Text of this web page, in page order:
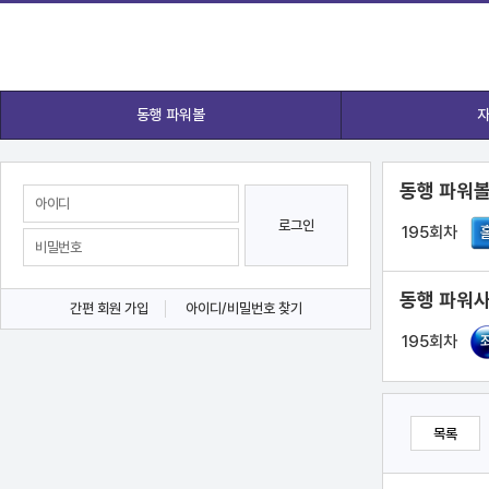
동행 파워볼
로그인
간편 회원 가입 아이디/비밀번호 찾기
동행 파워
195회차
동행 파워
195회차
목록